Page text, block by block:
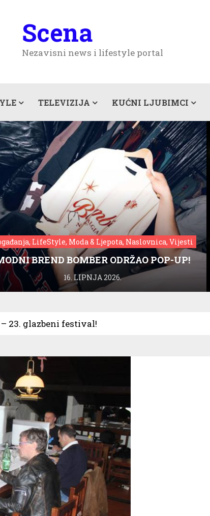
Scena
Nezavisni news i lifestyle portal
TELEVIZIJA KUĆNI LJUBIMCI
LifeStyle, Moda & Ljepota, Naslovnica, Vijesti
BREND BOMBER ODRŽAO POP-UP!
16. LIPNJA 2026.
– 23. glazbeni festival!